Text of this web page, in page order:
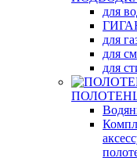
для
для
для
для